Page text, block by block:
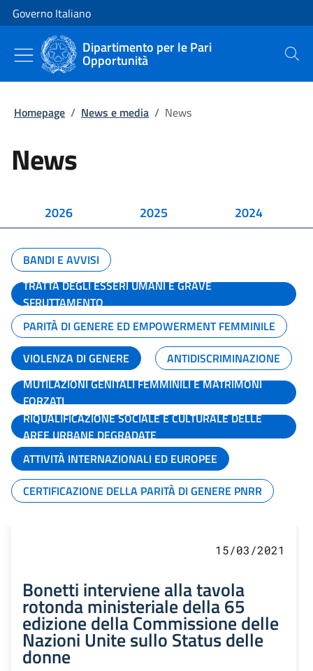
Vai al contenuto
Vai alla navigazione del sito
Governo Italiano
Dipartimento per le Pari
Opportunità Cerca
Homepage / News e media / News
News
2026 2025 2024
BANDI E AVVISI
TRATTA DEGLI ESSERI UMANI E GRAVE
SFRUTTAMENTO
PARITÀ DI GENERE ED EMPOWERMENT FEMMINILE
VIOLENZA DI GENERE
ANTIDISCRIMINAZIONE
MUTILAZIONI GENITALI FEMMINILI E MATRIMONI
FORZATI
RIQUALIFICAZIONE SOCIALE E CULTURALE DELLE
AREE URBANE DEGRADATE
ATTIVITÀ INTERNAZIONALI ED EUROPEE
CERTIFICAZIONE DELLA PARITÀ DI GENERE PNRR
15/03/2021
Bonetti interviene alla tavola
rotonda ministeriale della 65
edizione della Commissione delle
Nazioni Unite sullo Status delle
donne